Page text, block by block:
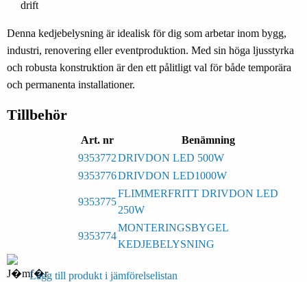
drift
Denna kedjebelysning är idealisk för dig som arbetar inom bygg,
industri, renovering eller eventproduktion. Med sin höga ljusstyrka
och robusta konstruktion är den ett pålitligt val för både temporära
och permanenta installationer.
Tillbehör
Art. nr
Benämning
9353772DRIVDON LED 500W
9353776DRIVDON LED1000W
9353775
FLIMMERFRITT DRIVDON LED
250W
9353774
MONTERINGSBYGEL
KEDJEBELYSNING
Lägg till produkt i jämförelselistan